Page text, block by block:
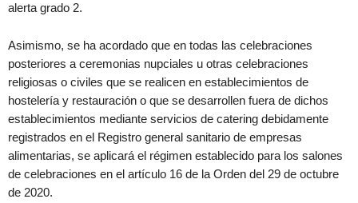
alerta grado 2.
Asimismo, se ha acordado que en todas las celebraciones
posteriores a ceremonias nupciales u otras celebraciones
religiosas o civiles que se realicen en establecimientos de
hostelería y restauración o que se desarrollen fuera de dichos
establecimientos mediante servicios de catering debidamente
registrados en el Registro general sanitario de empresas
alimentarias, se aplicará el régimen establecido para los salones
de celebraciones en el artículo 16 de la Orden del 29 de octubre
de 2020.